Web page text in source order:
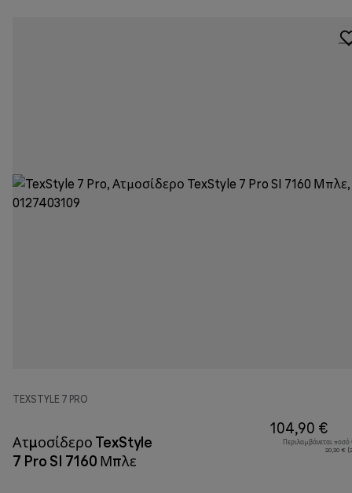
TEXSTYLE 7 PRO
Ατμοσίδερο TexStyle
7 Pro SI 7160 Μπλε
104,90 €
Περιλαμβάνεται
20,30 €